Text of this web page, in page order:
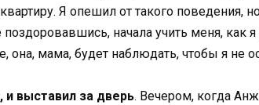
Я опешил от такого поведения,
поздоровавшись, начала учить меня,
она, мама, будет наблюдать, чтобы я не
и выставил за дверь. Вечером, когда